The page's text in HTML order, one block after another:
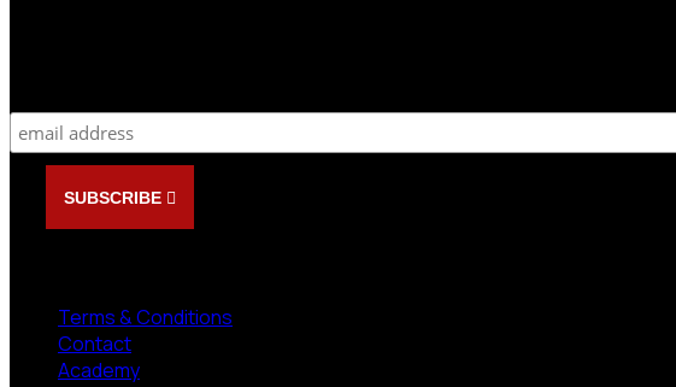
SUBSCRIBE
Terms & Conditions
Contact
Academy